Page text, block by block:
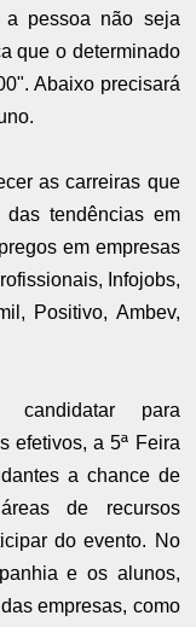
a pessoa não seja
que o determinado
Abaixo precisará
as carreiras que
tendências em
em empresas
Infojobs,
Positivo, Ambev,
para
efetivos, a 5ª Feira
a chance de
de recursos
do evento. No
e os alunos,
empresas, como